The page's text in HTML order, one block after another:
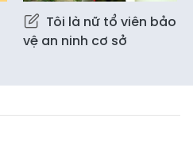
Tôi là nữ tổ viên bảo
vệ an ninh cơ sở